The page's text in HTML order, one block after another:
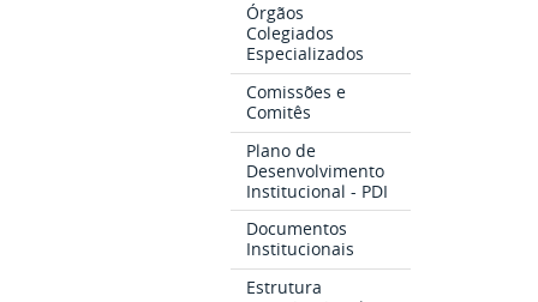
Órgãos
Colegiados
Especializados
Comissões e
Comitês
Plano de
Desenvolvimento
Institucional - PDI
Documentos
Institucionais
Estrutura